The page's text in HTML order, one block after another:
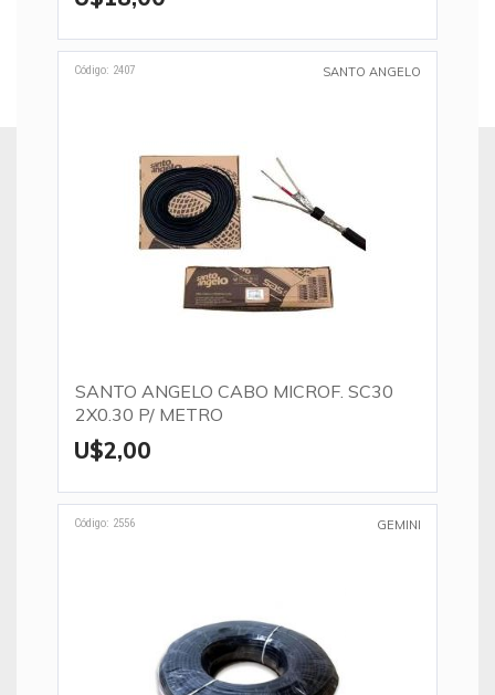
Código: 2407 SANTO ANGELO
SANTO ANGELO CABO MICROF. SC30
2X0.30 P/ METRO
U$2,00
Código: 2556 GEMINI